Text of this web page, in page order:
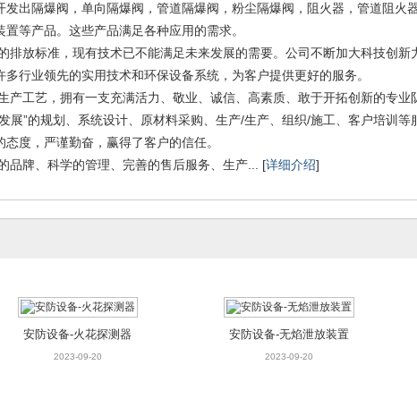
出隔爆阀，单向隔爆阀，管道隔爆阀，粉尘隔爆阀，阻火器，管道阻火
等产品。这些产品满足各种应用的需求。
排放标准，现有技术已不能满足未来发展的需要。公司不断加大科技创
行业领先的实用技术和环保设备系统，为客户提供更好的服务。
产工艺，拥有一支充满活力、敬业、诚信、高素质、敢于开拓创新的专业
展”的规划、系统设计、原材料采购、生产/生产、组织/施工、客户培训
度，严谨勤奋，赢得了客户的信任。
品牌、科学的管理、完善的售后服务、生产... [详细介绍]
安防设备-火花探测器
2023-09-20
安防设备-无焰泄放装置
2023-09-20